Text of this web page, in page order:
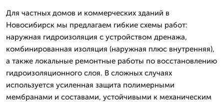
Для частных домов и коммерческих зданий в
Новосибирск мы предлагаем гибкие схемы работ:
наружная гидроизоляция с устройством дренажа,
комбинированная изоляция (наружная плюс внутренняя),
а также локальные ремонтные работы по восстановлению
гидроизоляционного слоя. В сложных случаях
используется усиленная защита полимерными
мембранами и составами, устойчивыми к механическим